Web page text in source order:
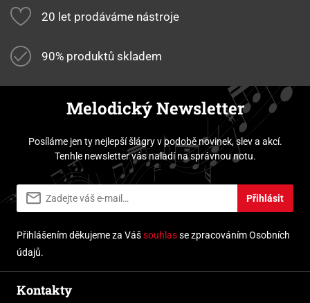
20 let prodáváme nástroje
90% produktů skladem
Melodický Newsletter
Posíláme jen ty nejlepší šlágry v podobě novinek, slev a akcí.
Tenhle newsletter vás naladí na správnou notu.
Přihlásit
Přihlášením děkujeme za Vášsouhlasse zpracováním Osobních
údajů.
Kontakty